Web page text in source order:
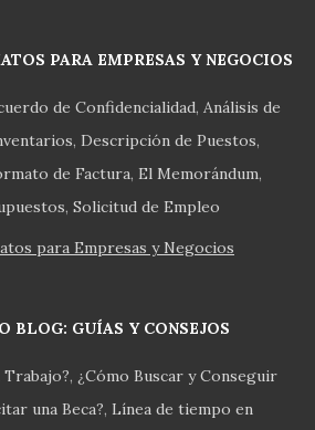
PARA EMPRESAS Y NEGOCIOS
de Confidencialidad Análisis de
Descripción de Puestos
de Factura El Memorándum
Solicitud de Empleo
para Empresas y Negocios
BLOG: GUÍAS Y CONSEJOS
Trabajo? ¿Cómo Buscar y Conseguir
una Beca? Línea de tiempo en